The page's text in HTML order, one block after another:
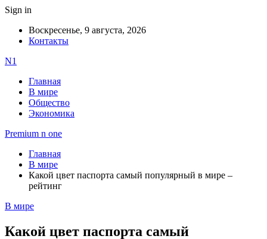
Sign in
Воскресенье, 9 августа, 2026
Контакты
N1
Главная
В мире
Общество
Экономика
Premium n one
Главная
В мире
Какой цвет паспорта самый популярный в мире –
рейтинг
В мире
Какой цвет паспорта самый